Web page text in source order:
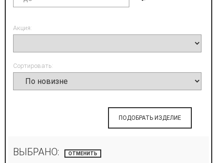
Акция:
Сортировать:
ПОДОБРАТЬ ИЗДЕЛИЕ
ВЫБРАНО: ОТМЕНИТЬ